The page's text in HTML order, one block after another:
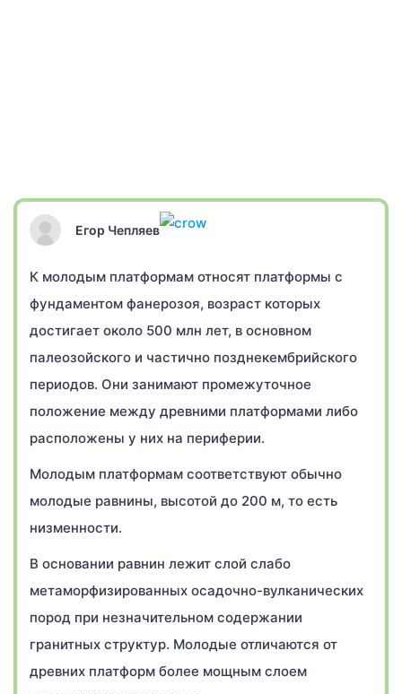
Егор Чепляев
К молодым платформам относят платформы с
фундаментом фанерозоя, возраст которых
достигает около 500 млн лет, в основном
палеозойского и частично позднекембрийского
периодов. Они занимают промежуточное
положение между древними платформами либо
расположены у них на периферии.
Молодым платформам соответствуют обычно
молодые равнины, высотой до 200 м, то есть
низменности.
В основании равнин лежит слой слабо
метаморфизированных осадочно-вулканических
пород при незначительном содержании
гранитных структур. Молодые отличаются от
древних платформ более мощным слоем